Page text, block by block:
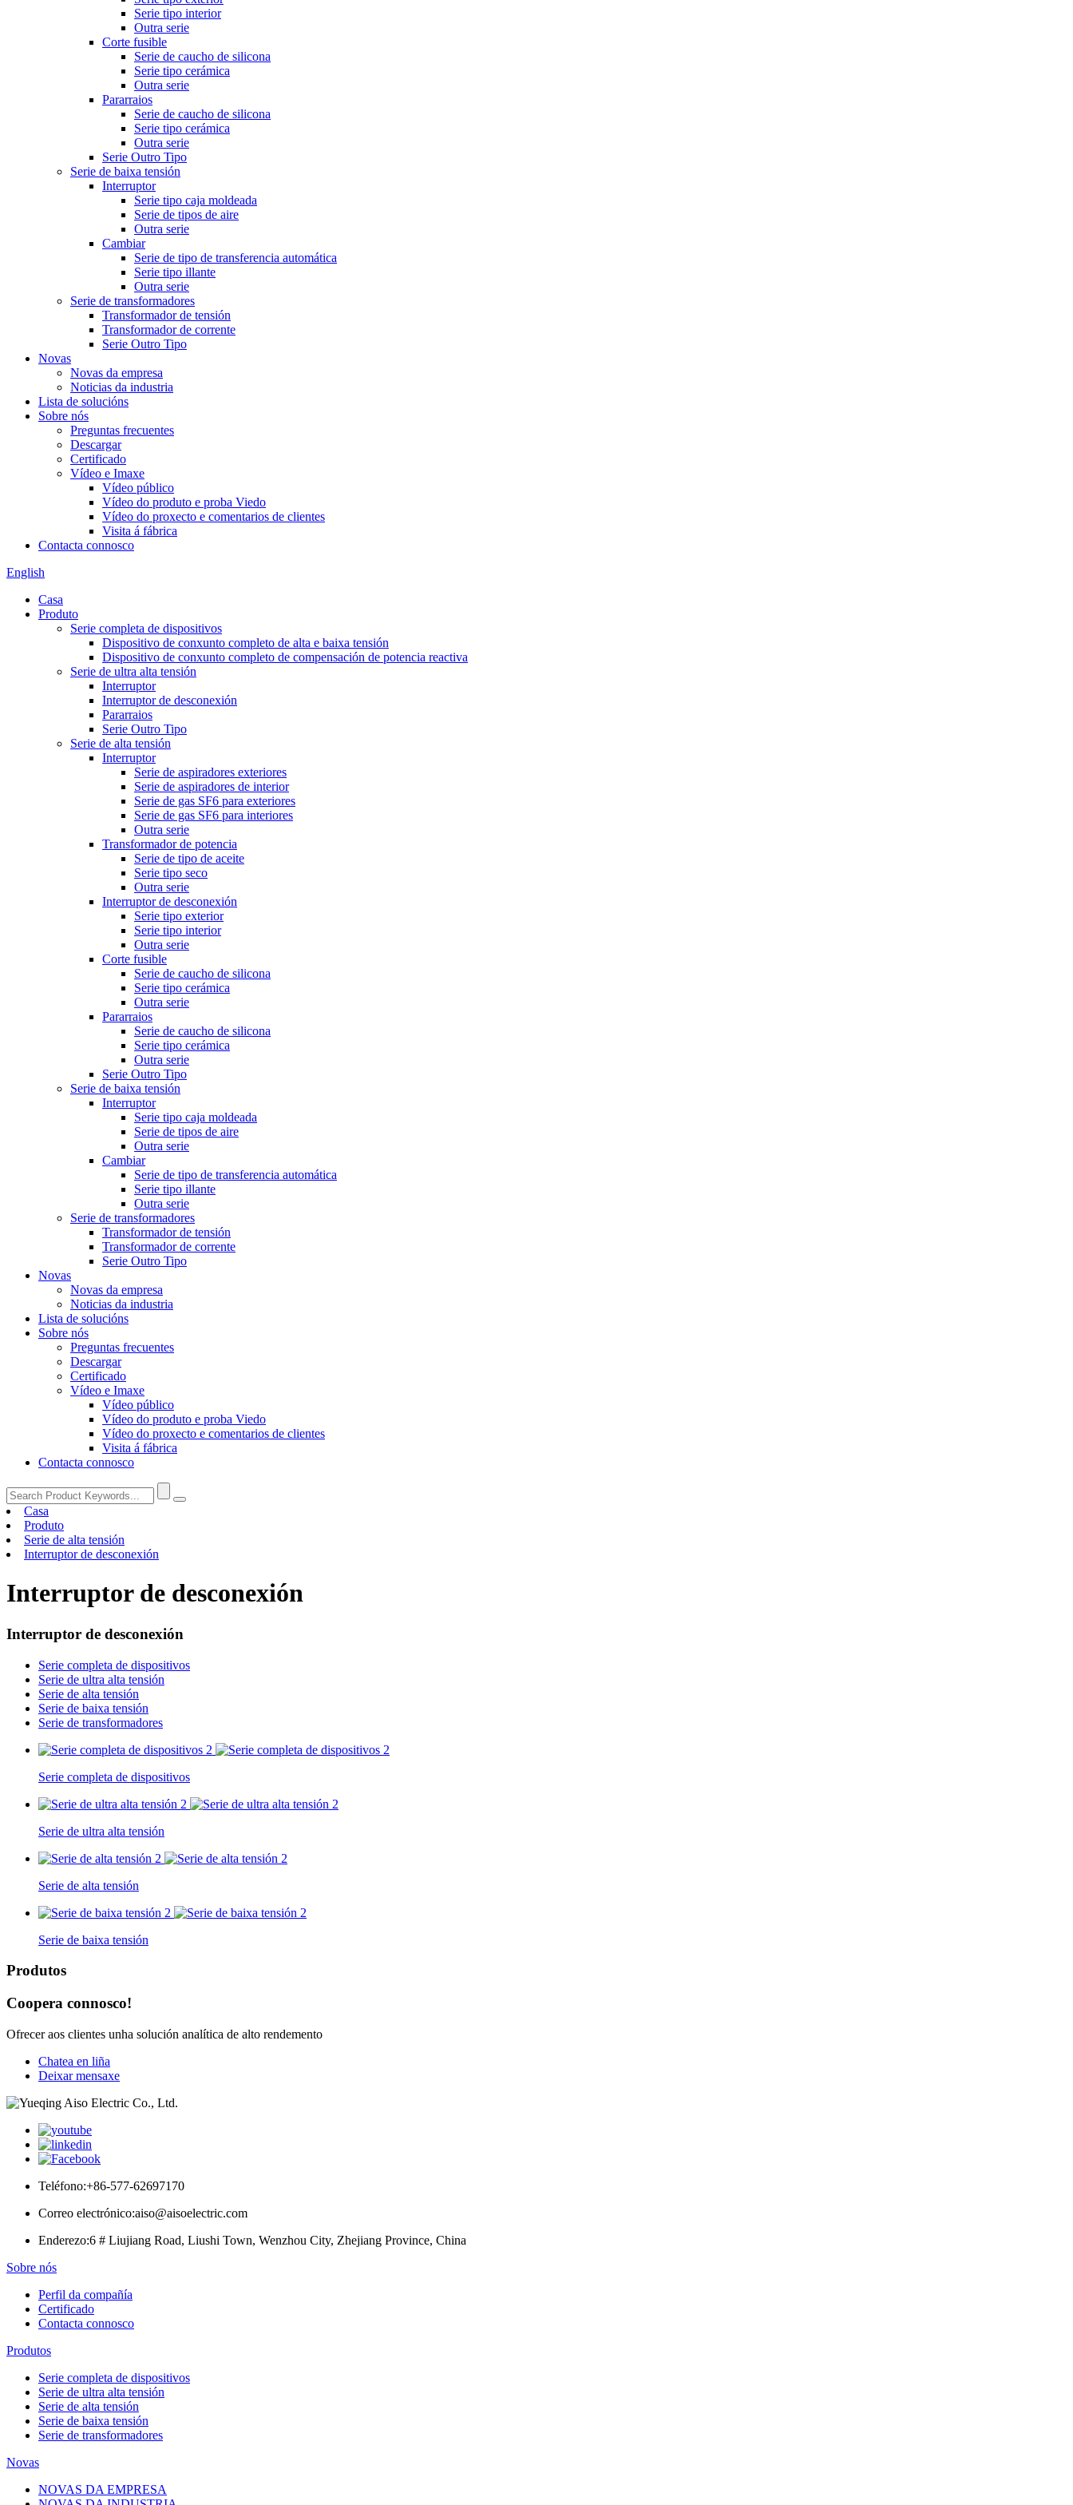
Serie tipo interior
Outra serie
Corte fusible
Serie de caucho de silicona
Serie tipo cerámica
Outra serie
Pararraios
Serie de caucho de silicona
Serie tipo cerámica
Outra serie
Serie Outro Tipo
Serie de baixa tensión
Interruptor
Serie tipo caja moldeada
Serie de tipos de aire
Outra serie
Cambiar
Serie de tipo de transferencia automática
Serie tipo illante
Outra serie
Serie de transformadores
Transformador de tensión
Transformador de corrente
Serie Outro Tipo
Novas
Novas da empresa
Noticias da industria
Lista de solucións
Sobre nós
Preguntas frecuentes
Descargar
Certificado
Vídeo e Imaxe
Vídeo público
Vídeo do produto e proba Viedo
Vídeo do proxecto e comentarios de clientes
Visita á fábrica
Contacta connosco
English
Casa
Produto
Serie completa de dispositivos
Dispositivo de conxunto completo de alta e baixa tensión
Dispositivo de conxunto completo de compensación de potencia reactiva
Serie de ultra alta tensión
Interruptor
Interruptor de desconexión
Pararraios
Serie Outro Tipo
Serie de alta tensión
Interruptor
Serie de aspiradores exteriores
Serie de aspiradores de interior
Serie de gas SF6 para exteriores
Serie de gas SF6 para interiores
Outra serie
Transformador de potencia
Serie de tipo de aceite
Serie tipo seco
Outra serie
Interruptor de desconexión
Serie tipo exterior
Serie tipo interior
Outra serie
Corte fusible
Serie de caucho de silicona
Serie tipo cerámica
Outra serie
Pararraios
Serie de caucho de silicona
Serie tipo cerámica
Outra serie
Serie Outro Tipo
Serie de baixa tensión
Interruptor
Serie tipo caja moldeada
Serie de tipos de aire
Outra serie
Cambiar
Serie de tipo de transferencia automática
Serie tipo illante
Outra serie
Serie de transformadores
Transformador de tensión
Transformador de corrente
Serie Outro Tipo
Novas
Novas da empresa
Noticias da industria
Lista de solucións
Sobre nós
Preguntas frecuentes
Descargar
Certificado
Vídeo e Imaxe
Vídeo público
Vídeo do produto e proba Viedo
Vídeo do proxecto e comentarios de clientes
Visita á fábrica
Contacta connosco
Casa
Produto
Serie de alta tensión
Interruptor de desconexión
Interruptor de desconexión
Interruptor de desconexión
Serie completa de dispositivos
Serie de ultra alta tensión
Serie de alta tensión
Serie de baixa tensión
Serie de transformadores
Serie completa de dispositivos
Serie de ultra alta tensión
Serie de alta tensión
Serie de baixa tensión
Produtos
Coopera connosco!
Ofrecer aos clientes unha solución analítica de alto rendemento
Chatea en liña
Deixar mensaxe
Teléfono:+86-577-62697170
Correo electrónico:aiso@aisoelectric.com
Enderezo:6 # Liujiang Road, Liushi Town, Wenzhou City, Zhejiang Province, China
Sobre nós
Perfil da compañía
Certificado
Contacta connosco
Produtos
Serie completa de dispositivos
Serie de ultra alta tensión
Serie de alta tensión
Serie de baixa tensión
Serie de transformadores
Novas
NOVAS DA EMPRESA